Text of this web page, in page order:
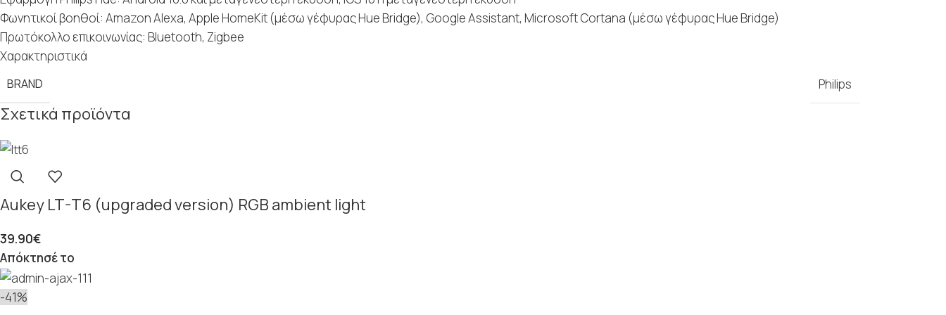
Φωνητικοί βοηθοί: Amazon Alexa, Apple HomeKit (μέσω γέφυρας Hue Bridge), Google Assistant, Microsoft Cortana (μέσω γέφυρας Hue Bridge)
Πρωτόκολλο επικοινωνίας: Bluetooth, Zigbee
Χαρακτηριστικά
BRAND Philips
Σχετικά προϊόντα
Aukey LT-T6 (upgraded version) RGB ambient light
39.90€
Απόκτησέ το
-41%